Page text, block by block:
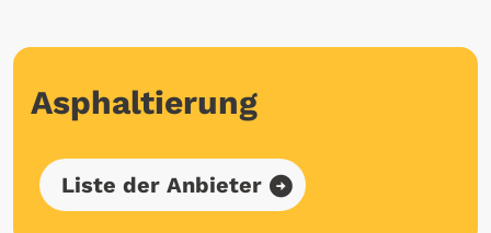
Asphaltierung
Liste der Anbieter